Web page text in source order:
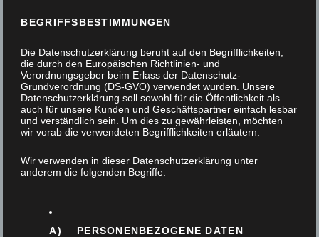
Das Projektstück
Im Laufe ihres 3. Ausbildungsjahres gestalten die
BEGRIFFSBESTIMMUNGEN
Die Datenschutzerklärung beruht auf den Begrifflichkeiten,
die durch den Europäischen Richtlinien- und
Verordnungsgeber beim Erlass der Datenschutz-
Grundverordnung (DS-GVO) verwendet wurden. Unsere
Datenschutzerklärung soll sowohl für die Öffentlichkeit als
auch für unsere Kunden und Geschäftspartner einfach lesbar
und verständlich sein. Um dies zu gewährleisten, möchten
wir vorab die verwendeten Begrifflichkeiten erläutern.
Wir verwenden in dieser Datenschutzerklärung unter
anderem die folgenden Begriffe:
A) PERSONENBEZOGENE DATEN